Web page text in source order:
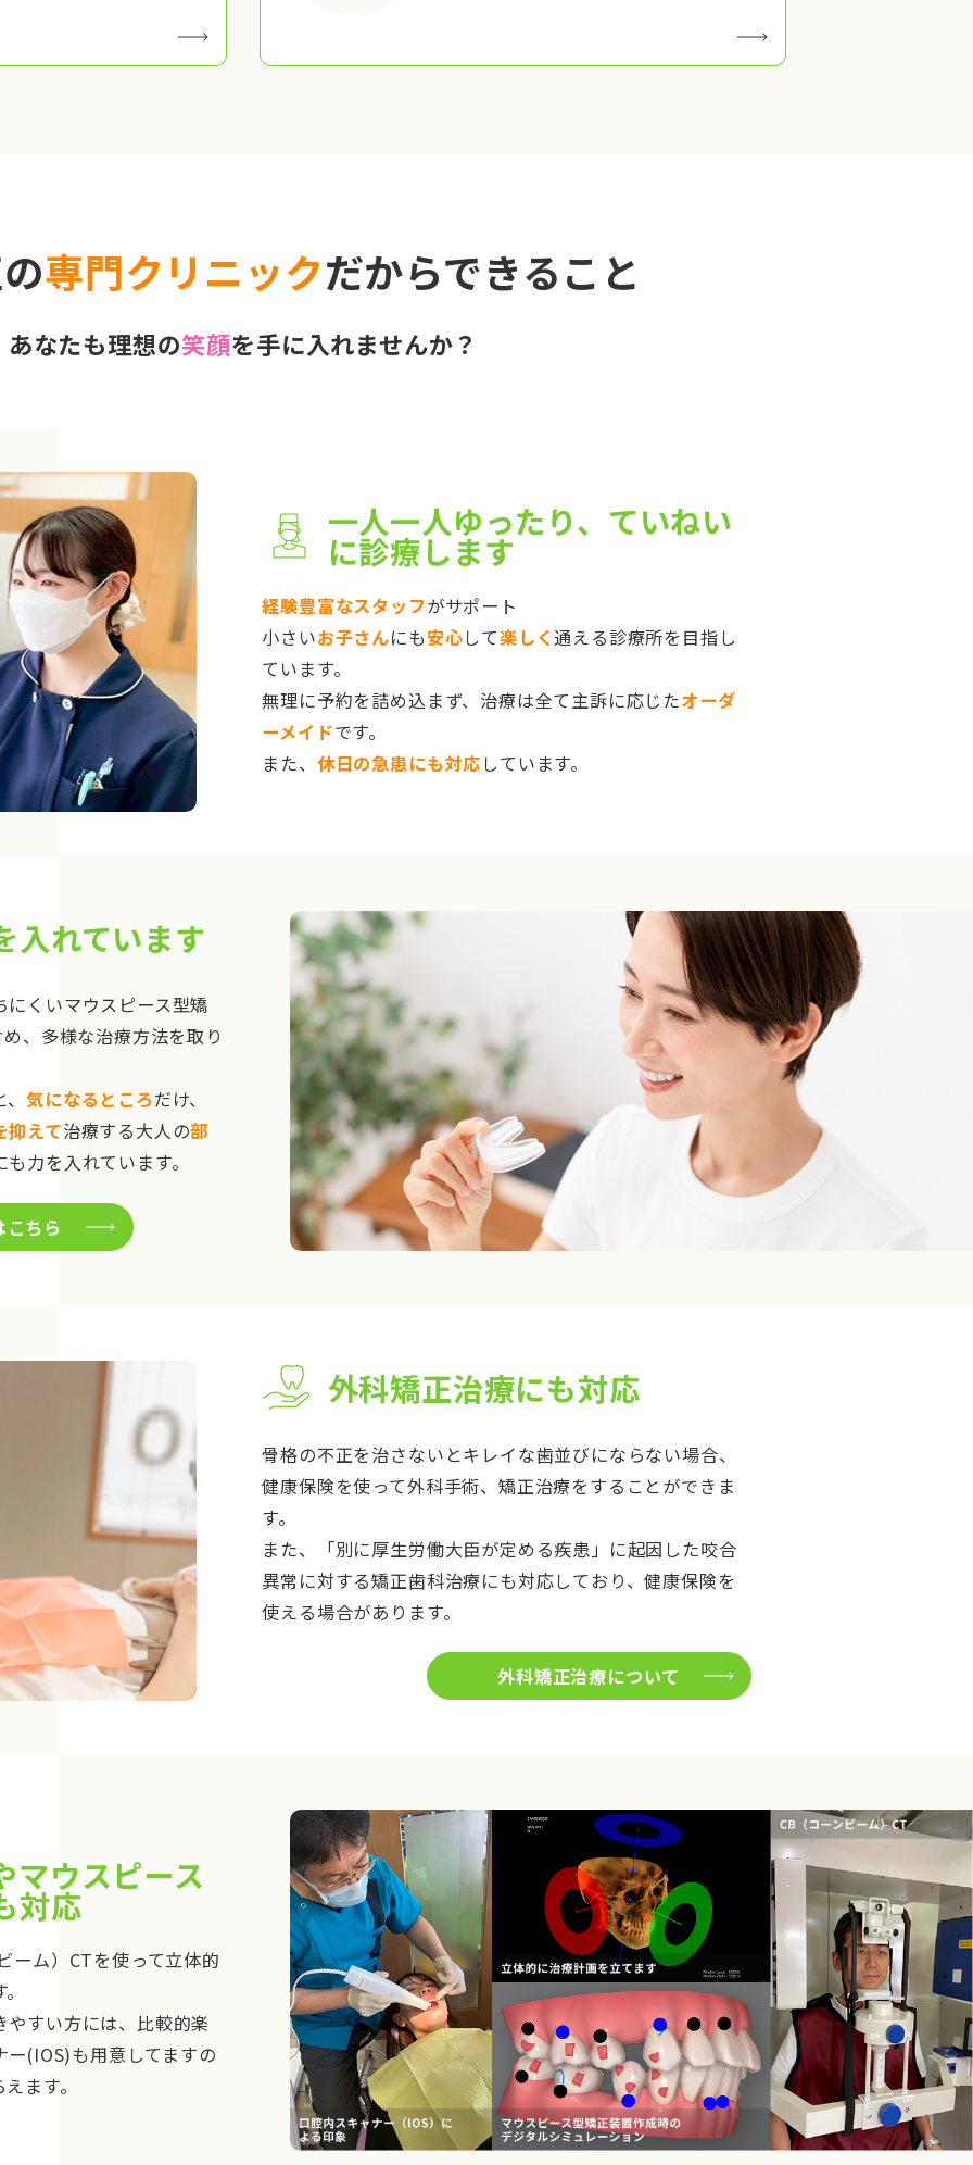
専門クリニックだからできること
あなたも理想の笑顔を手に入れませんか？
一人一人ゆったり、ていねい
に診療します
経験豊富なスタッフがサポート
小さいお子さんにも安心して楽しく通える診療所を目指し
ています。
無理に予約を詰め込まず、治療は全て主訴に応じたオーダ
ーメイドです。
また、 休日の急患にも対応 しています。
入れています
くいマウスピース型矯
、多様な治療方法を取り
、気になるところだけ、
抑えて治療する大人の部
も力を入れています。
ちら
外科矯正治療にも対応
骨格の不正を治さないとキレイな歯並びにならない場合、
健康保険を使って外科手術、矯正治療をすることができま
す。
また、「別に厚生労働大臣が定める疾患」に起因した咬合
異常に対する矯正歯科治療にも対応しており、健康保険を
使える場合があります。
外科矯正治療について
マウスピース
対応
ーム）CTを使って立体的
すい方には、比較的楽
(IOS)も用意してますの
ます。